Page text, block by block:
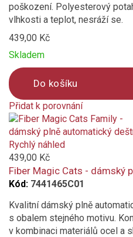
poškození. Polyesterový
vlhkosti a teplot, nesráží se.
439,00 Kč
Skladem
Do košíku
Přidat k porovnání
Product
is
added
to
compare
Rychlý náhled
439,00 Kč
Fiber Magic Cats - dámský
Kód: 7441465C01
Kvalitní dámský plně
s obalem stejného motivu.
v kombinaci materiálů ocel a